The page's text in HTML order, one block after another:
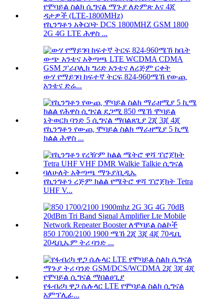
የኪንግቶን አቅርቦት DCS 1800MHZ GSM 1800
2G 4G LTE ሕዋስ ...
ውሃ የማይገባ ከፍተኛ ትርፍ 824-960ሜኸ የውጪ
አንቴና ድሬ...
የኪንግቶን የውጪ ሞባይል ስልክ ማራዘሚያ 5 ኪሜ
ክልል ሕዋስ ...
የኪንግቶን ረጅም ክልል የሜትሮ ዋሻ ፕሮጀክት Tetra
UHF V...
850 1700/2100 1900 ሜኸ 2ጂ 3ጂ 4ጂ 70ዲቢ
20ዲቢኤም ትሪ ባንድ ...
የፋብሪካ ዋጋ ሴሉላር LTE የሞባይል ስልክ ሲግናል
አምፕሊፊ...